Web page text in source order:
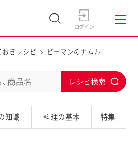
おきレシピ ピーマンのナムル
知識 料理の基本 特集
b